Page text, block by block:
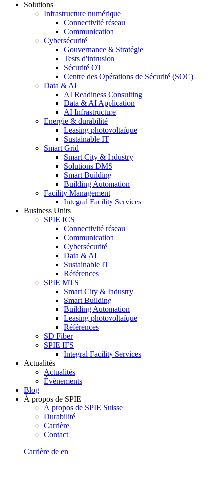
Solutions
Infrastructure numérique
Connectivité réseau
Communication
Cybersécurité
Gouvernance & Stratégie
Tests d'intrusion
Sécurité OT
Centre des Opérations de Sécurité (SOC)
Data & AI
AI Readiness Consulting
Data & AI Application
AI Infrastructure
Energie & durabilité
Leasing photovoltaïque
Sustainable IT
Smart Grid
Smart City & Industry
Solutions DMS
Smart Building
Building Automation
Facility Management
Integral Facility Services
Business Units
SPIE ICS
Connectivité réseau
Communication
Cybersécurité
Data & AI
Sustainable IT
Références
SPIE MTS
Smart City & Industry
Smart Building
Building Automation
Leasing photovoltaïque
Références
SD Fiber
SPIE IFS
Integral Facility Services
Actualités
Actualités
Événements
Blog
À propos de SPIE
À propos de SPIE Suisse
Durabilité
Carrière
Contact
Carrière de en